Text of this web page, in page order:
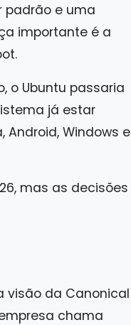
padrão e uma
importante é a
o Ubuntu passaria
já estar
Android, Windows e
mas as decisões
visão da Canonical
chama